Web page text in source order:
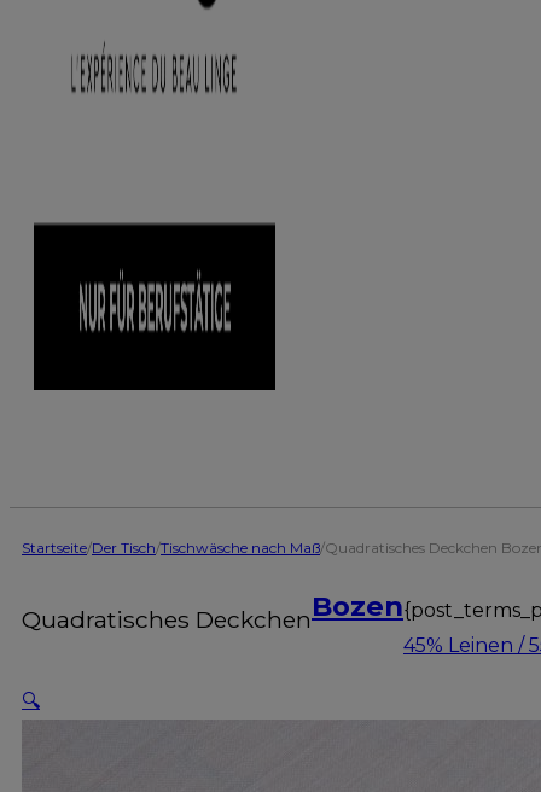
Startseite/Der Tisch/Tischwäsche nach Maß/Quadratisches Deckchen
Quadratisches DeckchenBozen
45% Leinen /
🔍